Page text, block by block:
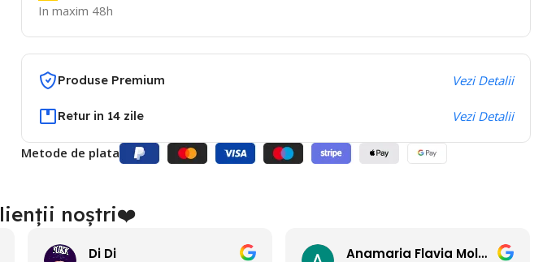
In maxim 48h
Produse Premium Vezi Detalii
Retur in 14 zile Vezi Detalii
Metode de plata
noștri❤️
Di Di Anamaria Flavia Moldovan